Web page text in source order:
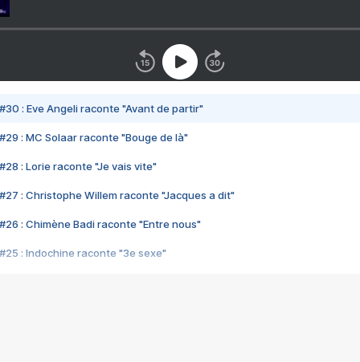
#30 : Eve Angeli raconte "Avant de partir"
#29 : MC Solaar raconte "Bouge de là"
#28 : Lorie raconte "Je vais vite"
#27 : Christophe Willem raconte "Jacques a dit"
#26 : Chimène Badi raconte "Entre nous"
#25 : Indochine raconte "3e sexe"